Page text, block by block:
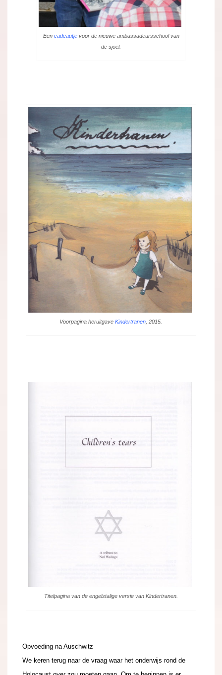
Een cadeautjevoor de nieuwe ambassadeursschool van
de sjoel.
Voorpagina heruitgaveKindertranen , 2015.
Titelpagina van de engelstalige versie van Kindertranen.
Opvoeding na Auschwitz
We keren terug naar de vraag waar het onderwijs rond de